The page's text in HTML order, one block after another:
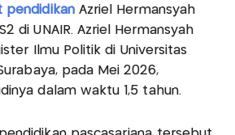
pendidikanAzriel Hermansyah
di UNAIR. Azriel Hermansyah
Ilmu Politik di Universitas
pada Mei 2026,
dalam waktu 1,5 tahun.